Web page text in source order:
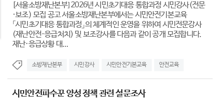
[서울소방재난본부] 2026년 시민초기대응 통합과정 시민강사(전문
·보조) 모집 공고 서울소방재난본부에서는 시민안전기본교육
「시민초기대응 통합과정」의 체계적인 운영을 위하여 시민전문강사
(재난안전·응급처치) 및 보조강사를 다음과 같이 공개 모집합니다.
재난·응급상황 대...
소방재난본부 시민강사 시민안전기본교육 안전교육
시민안전파수꾼 양성 정책 관련 설문조사